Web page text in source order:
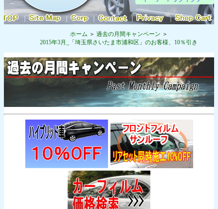
｜ ｜ ｜
ホーム
過去の月間キャンペーン
2015年3月_「埼玉県さいたま市浦和区」のお客様、10％引き